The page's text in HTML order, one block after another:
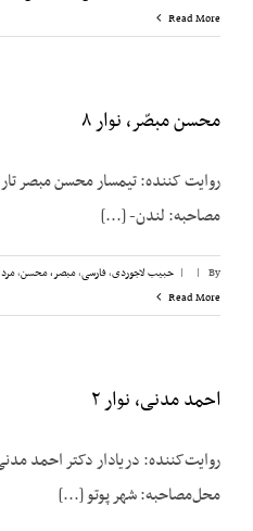
Read More
محسن مبصّر، نوار ۸
مصاحبه: لندن- [...]
By
|
| حبیب لاجوردی,فارسی,مبصر، محسن,مرد
Read More
احمد مدنی، نوار ۲
محل‌مصاحبه: شهر پوتو [...]